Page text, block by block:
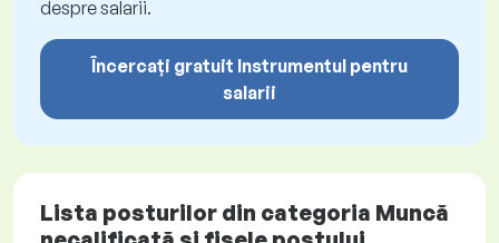
despre salarii.
Încercați gratuit Instrumentul pentru
salarii
Lista posturilor din categoria Muncă